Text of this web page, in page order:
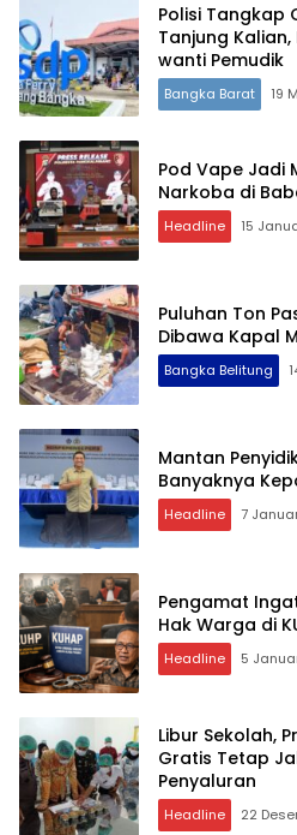
Terdepan
Polisi Tangkap
Tanjung
wanti Pemudik
Bangka Barat 19
Pod Vape Jadi
Narkoba di
Headline 15
Puluhan Ton
Dibawa Kapal
Bangka Belitung
Mantan
Banyaknya
Headline 7
Pengamat
Hak Warga di
Headline 5
Libur Sekolah,
Gratis Tetap
Penyaluran
Headline 22